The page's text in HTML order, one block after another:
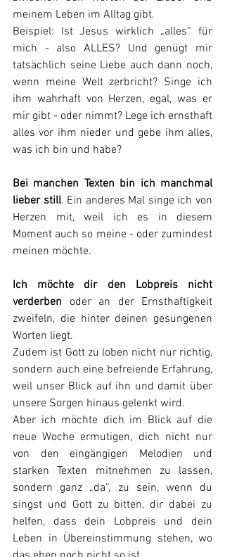
meinem Leben im Alltag gibt.
Beispiel: Ist Jesus wirklich „alles“ für
mich - also ALLES? Und genügt mir
tatsächlich seine Liebe auch dann noch,
wenn meine Welt zerbricht? Singe ich
ihm wahrhaft von Herzen, egal, was er
mir gibt - oder nimmt? Lege ich ernsthaft
alles vor ihm nieder und gebe ihm alles,
was ich bin und habe?
Bei manchen Texten bin ich manchmal
lieber still. Ein anderes Mal singe ich von
Herzen mit, weil ich es in diesem
Moment auch so meine - oder zumindest
meinen möchte.
Ich möchte dir den Lobpreis nicht
verderben oder an der Ernsthaftigkeit
zweifeln, die hinter deinen gesungenen
Worten liegt.
Zudem ist Gott zu loben nicht nur richtig,
sondern auch eine befreiende Erfahrung,
weil unser Blick auf ihn und damit über
unsere Sorgen hinaus gelenkt wird.
Aber ich möchte dich im Blick auf die
neue Woche ermutigen, dich nicht nur
von den eingängigen Melodien und
starken Texten mitnehmen zu lassen,
sondern ganz „da“, zu sein, wenn du
singst und Gott zu bitten, dir dabei zu
helfen, dass dein Lobpreis und dein
Leben in Übereinstimmung stehen, wo